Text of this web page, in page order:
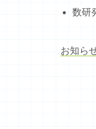
数研
お知ら